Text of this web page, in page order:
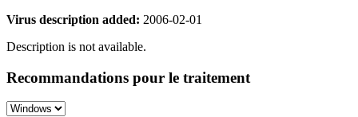
Virus description added: 2006-02-01
Description is not available.
Recommandations pour le traitement